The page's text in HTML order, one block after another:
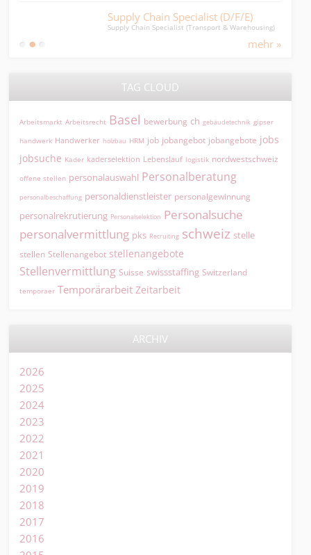
Supply Chain Specialist (D/F/E)
Supply Chain Specialist (Transport & Warehousing)
mehr »
TAG CLOUD
Arbeitsmarkt Arbeitsrecht Basel bewerbung ch gebäudetechnik gipser
handwerk Handwerker holzbau HRM job jobangebot jobangebote jobs
jobsuche Kader kaderselektion Lebenslauf logistik nordwestschweiz
offene stellen personalauswahl Personalberatung
personalbeschaffung personaldienstleister personalgewinnung
personalrekrutierung Personalselektion Personalsuche
personalvermittlung pks Recruiting schweiz stelle
stellen Stellenangebot stellenangebote
Stellenvermittlung Suisse swissstaffing Switzerland
temporaer Temporärarbeit Zeitarbeit
ARCHIV
2026
2025
2024
2023
2022
2021
2020
2019
2018
2017
2016